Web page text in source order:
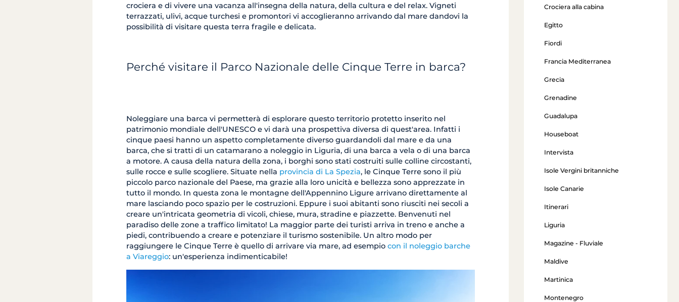
crociera e di vivere una vacanza all'insegna della natura, della cultura e del relax. Vigneti
terrazzati, ulivi, acque turchesi e promontori vi accoglieranno arrivando dal mare dandovi la
possibilità di visitare questa terra fragile e delicata.
Perché visitare il Parco Nazionale delle Cinque Terre in barca?
Noleggiare una barca vi permetterà di esplorare questo territorio protetto inserito nel
patrimonio mondiale dell'UNESCO e vi darà una prospettiva diversa di quest'area. Infatti i
cinque paesi hanno un aspetto completamente diverso guardandoli dal mare e da una
barca, che si tratti di un catamarano a noleggio in Liguria, di una barca a vela o di una barca
a motore. A causa della natura della zona, i borghi sono stati costruiti sulle colline circostanti,
sulle rocce e sulle scogliere. Situate nella provincia di La Spezia, le Cinque Terre sono il più
piccolo parco nazionale del Paese, ma grazie alla loro unicità e bellezza sono apprezzate in
tutto il mondo. In questa zona le montagne dell'Appennino Ligure arrivano direttamente al
mare lasciando poco spazio per le costruzioni. Eppure i suoi abitanti sono riusciti nei secoli a
creare un'intricata geometria di vicoli, chiese, mura, stradine e piazzette. Benvenuti nel
paradiso delle zone a traffico limitato! La maggior parte dei turisti arriva in treno e anche a
piedi, contribuendo a creare e potenziare il turismo sostenibile. Un altro modo per
raggiungere le Cinque Terre è quello di arrivare via mare, ad esempio con il noleggio barche
a Viareggio: un'esperienza indimenticabile!
Crociera alla cabina
Egitto
Fiordi
Francia Mediterranea
Grecia
Grenadine
Guadalupa
Houseboat
Intervista
Isole Vergini britanniche
Isole Canarie
Itinerari
Liguria
Magazine - Fluviale
Maldive
Martinica
Montenegro